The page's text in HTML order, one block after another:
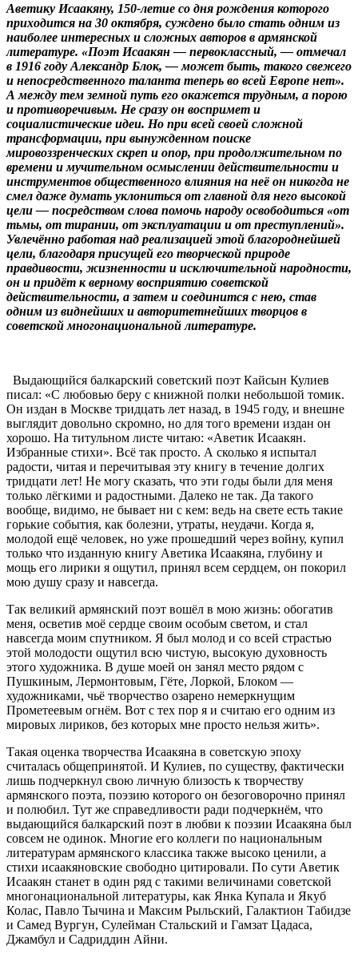
Аветику Исаакяну, 150-летие со дня рождения которого
приходится на 30 октября, суждено было стать одним из
наиболее интересных и сложных авторов в армянской
литературе. «Поэт Исаакян — первоклассный, — отмечал
в 1916 году Александр Блок, — может быть, такого свежего
и непосредственного таланта теперь во всей Европе нет».
А между тем земной путь его окажется трудным, а порою
и противоречивым. Не сразу он воспримет и
социалистические идеи. Но при всей своей сложной
трансформации, при вынужденном поиске
мировоззренческих скреп и опор, при продолжительном по
времени и мучительном осмыслении действительности и
инструментов общественного влияния на неё он никогда не
смел даже думать уклониться от главной для него высокой
цели — посредством слова помочь народу освободиться «от
тьмы, от тирании, от эксплуатации и от преступлений».
Увлечённо работая над реализацией этой благороднейшей
цели, благодаря присущей его творческой природе
правдивости, жизненности и исключительной народности,
он и придёт к верному восприятию советской
действительности, а затем и соединится с нею, став
одним из виднейших и авторитетнейших творцов в
советской многонациональной литературе.
Выдающийся балкарский советский поэт Кайсын Кулиев
писал: «С любовью беру с книжной полки небольшой томик.
Он издан в Москве тридцать лет назад, в 1945 году, и внешне
выглядит довольно скромно, но для того времени издан он
хорошо. На титульном листе читаю: «Аветик Исаакян.
Избранные стихи». Всё так просто. А сколько я испытал
радости, читая и перечитывая эту книгу в течение долгих
тридцати лет! Не могу сказать, что эти годы были для меня
только лёгкими и радостными. Далеко не так. Да такого
вообще, видимо, не бывает ни с кем: ведь на свете есть такие
горькие события, как болезни, утраты, неудачи. Когда я,
молодой ещё человек, но уже прошедший через войну, купил
только что изданную книгу Аветика Исаакяна, глубину и
мощь его лирики я ощутил, принял всем сердцем, он покорил
мою душу сразу и навсегда.
Так великий армянский поэт вошёл в мою жизнь: обогатив
меня, осветив моё сердце своим особым светом, и стал
навсегда моим спутником. Я был молод и со всей страстью
этой молодости ощутил всю чистую, высокую духовность
этого художника. В душе моей он занял место рядом с
Пушкиным, Лермонтовым, Гёте, Лоркой, Блоком —
художниками, чьё творчество озарено немеркнущим
Прометеевым огнём. Вот с тех пор я и считаю его одним из
мировых лириков, без которых мне просто нельзя жить».
Такая оценка творчества Исаакяна в советскую эпоху
считалась общепринятой. И Кулиев, по существу, фактически
лишь подчеркнул свою личную близость к творчеству
армянского поэта, поэзию которого он безоговорочно принял
и полюбил. Тут же справедливости ради подчеркнём, что
выдающийся балкарский поэт в любви к поэзии Исаакяна был
совсем не одинок. Многие его коллеги по национальным
литературам армянского классика также высоко ценили, а
стихи исаакяновские свободно цитировали. По сути Аветик
Исаакян станет в один ряд с такими величинами советской
многонациональной литературы, как Янка Купала и Якуб
Колас, Павло Тычина и Максим Рыльский, Галактион Табидзе
и Самед Вургун, Сулейман Стальский и Гамзат Цадаса,
Джамбул и Садриддин Айни.